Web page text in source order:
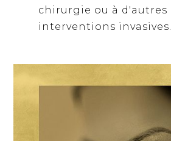
chirurgie ou à d'autres
interventions invasives.